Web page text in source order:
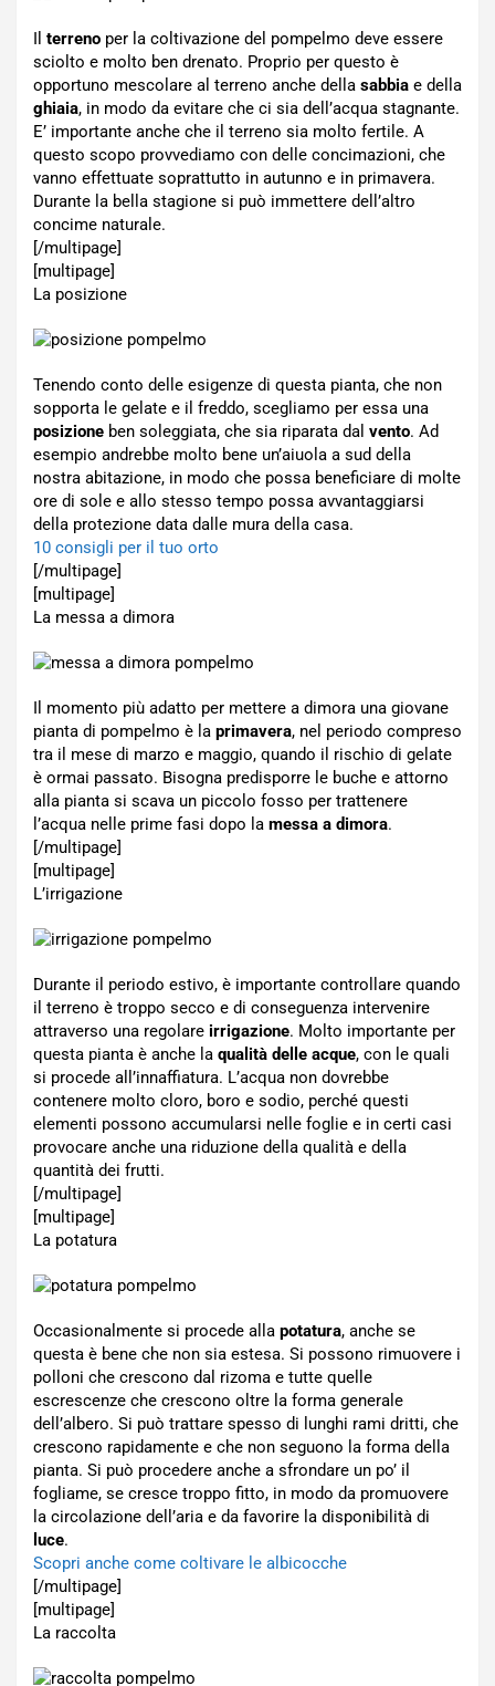
Il terreno per la coltivazione del pompelmo deve essere
sciolto e molto ben drenato. Proprio per questo è
opportuno mescolare al terreno anche della sabbia e della
ghiaia, in modo da evitare che ci sia dell’acqua stagnante.
E’ importante anche che il terreno sia molto fertile. A
questo scopo provvediamo con delle concimazioni, che
vanno effettuate soprattutto in autunno e in primavera.
Durante la bella stagione si può immettere dell’altro
concime naturale.
[/multipage]
[multipage]
La posizione
Tenendo conto delle esigenze di questa pianta, che non
sopporta le gelate e il freddo, scegliamo per essa una
posizione ben soleggiata, che sia riparata dal vento. Ad
esempio andrebbe molto bene un’aiuola a sud della
nostra abitazione, in modo che possa beneficiare di molte
ore di sole e allo stesso tempo possa avvantaggiarsi
della protezione data dalle mura della casa.
10 consigli per il tuo orto
[/multipage]
[multipage]
La messa a dimora
Il momento più adatto per mettere a dimora una giovane
pianta di pompelmo è la primavera, nel periodo compreso
tra il mese di marzo e maggio, quando il rischio di gelate
è ormai passato. Bisogna predisporre le buche e attorno
alla pianta si scava un piccolo fosso per trattenere
l’acqua nelle prime fasi dopo la messa a dimora.
[/multipage]
[multipage]
L’irrigazione
Durante il periodo estivo, è importante controllare quando
il terreno è troppo secco e di conseguenza intervenire
attraverso una regolare irrigazione. Molto importante per
questa pianta è anche la qualità delle acque, con le quali
si procede all’innaffiatura. L’acqua non dovrebbe
contenere molto cloro, boro e sodio, perché questi
elementi possono accumularsi nelle foglie e in certi casi
provocare anche una riduzione della qualità e della
quantità dei frutti.
[/multipage]
[multipage]
La potatura
Occasionalmente si procede alla potatura, anche se
questa è bene che non sia estesa. Si possono rimuovere i
polloni che crescono dal rizoma e tutte quelle
escrescenze che crescono oltre la forma generale
dell’albero. Si può trattare spesso di lunghi rami dritti, che
crescono rapidamente e che non seguono la forma della
pianta. Si può procedere anche a sfrondare un po’ il
fogliame, se cresce troppo fitto, in modo da promuovere
la circolazione dell’aria e da favorire la disponibilità di
luce.
Scopri anche come coltivare le albicocche
[/multipage]
[multipage]
La raccolta